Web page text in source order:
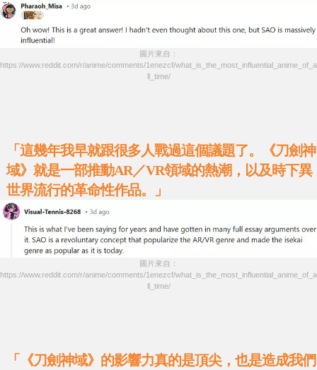
圖片來自：
https://www.reddit.com/r/anime/comments/1enezcf/what_is_the_most_influential_anime_of_a
ll_time/
「這幾年我早就跟很多人戰過這個議題了。《刀劍神
域》就是一部推動AR／VR領域的熱潮，以及時下異
世界流行的革命性作品。」
圖片來自：
https://www.reddit.com/r/anime/comments/1enezcf/what_is_the_most_influential_anime_of_a
ll_time/
「《刀劍神域》的影響力真的是頂尖，也是造成我們